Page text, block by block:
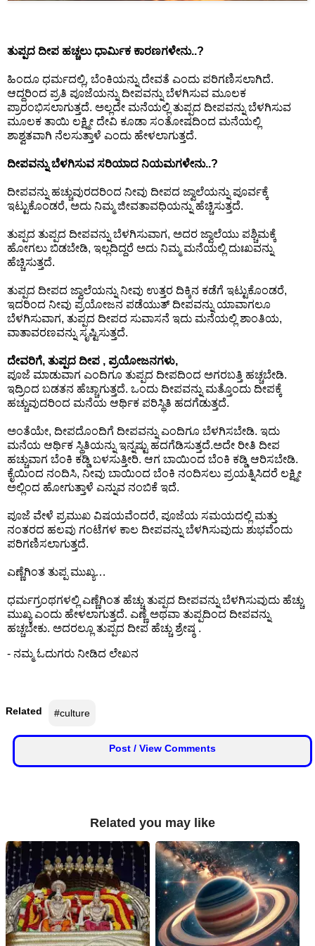
K
a
n
n
a
a
E
e
a
n
e
n
🎬 Sandalwood
🎵 Music
🎞 Movies
🎥 Trailers
🎥 Comedy
🎥 Web Series
ತುಪ್ಪದ ದೀಪ ಹಚ್ಚಲು ಧಾರ್ಮಿಕ ಕಾರಣಗಳೇನು..?
ಹಿಂದೂ ಧರ್ಮದಲ್ಲಿ, ಬೆಂಕಿಯನ್ನು ದೇವತೆ ಎಂದು ಪರಿಗಣಿಸಲಾಗಿದೆ.
ಆದ್ದರಿಂದ ಪ್ರತಿ ಪೂಜೆಯನ್ನು ದೀಪವನ್ನು ಬೆಳಗಿಸುವ ಮೂಲಕ
ಪ್ರಾರಂಭಿಸಲಾಗುತ್ತದೆ. ಅಲ್ಲದೇ ಮನೆಯಲ್ಲಿ ತುಪ್ಪದ ದೀಪವನ್ನು ಬೆಳಗಿಸುವ
ಮೂಲಕ ತಾಯಿ ಲಕ್ಷ್ಮೀ ದೇವಿ ಕೂಡಾ ಸಂತೋಷದಿಂದ ಮನೆಯಲ್ಲಿ
ಶಾಶ್ವತವಾಗಿ ನೆಲಸುತ್ತಾಳೆ ಎಂದು ಹೇಳಲಾಗುತ್ತದೆ.
ದೀಪವನ್ನು ಬೆಳಗಿಸುವ ಸರಿಯಾದ ನಿಯಮಗಳೇನು..?
ದೀಪವನ್ನು ಹಚ್ಚುವುರದರಿಂದ ನೀವು ದೀಪದ ಜ್ವಾಲೆಯನ್ನು ಪೂರ್ವಕ್ಕೆ
ಇಟ್ಟುಕೊಂಡರೆ, ಅದು ನಿಮ್ಮ ಜೀವತಾವಧಿಯನ್ನು ಹೆಚ್ಚಿಸುತ್ತದೆ.
ತುಪ್ಪದ ತುಪ್ಪದ ದೀಪವನ್ನು ಬೆಳಗಿಸುವಾಗ, ಅದರ ಜ್ವಾಲೆಯು ಪಶ್ಚಿಮಕ್ಕೆ
ಹೋಗಲು ಬಿಡಬೇಡಿ, ಇಲ್ಲದಿದ್ದರೆ ಅದು ನಿಮ್ಮ ಮನೆಯಲ್ಲಿ ದುಃಖವನ್ನು
ಹೆಚ್ಚಿಸುತ್ತದೆ.
ತುಪ್ಪದ ದೀಪದ ಜ್ವಾಲೆಯನ್ನು ನೀವು ಉತ್ತರ ದಿಕ್ಕಿನ ಕಡೆಗೆ ಇಟ್ಟುಕೊಂಡರೆ,
ಇದರಿಂದ ನೀವು ಪ್ರಯೋಜನ ಪಡೆಯುತ್ ದೀಪವನ್ನು ಯಾವಾಗಲೂ
ಬೆಳಗಿಸುವಾಗ, ತುಪ್ಪದ ದೀಪದ ಸುವಾಸನೆ ಇದು ಮನೆಯಲ್ಲಿ ಶಾಂತಿಯ,
ವಾತಾವರಣವನ್ನು ಸೃಷ್ಟಿಸುತ್ತದೆ.
ದೇವರಿಗೆ, ತುಪ್ಪದ ದೀಪ , ಪ್ರಯೋಜನಗಳು,
ಪೂಜೆ ಮಾಡುವಾಗ ಎಂದಿಗೂ ತುಪ್ಪದ ದೀಪದಿಂದ ಅಗರಬತ್ತಿ ಹಚ್ಚಬೇಡಿ.
ಇದ್ರಿಂದ ಬಡತನ ಹೆಚ್ಚಾಗುತ್ತದೆ. ಒಂದು ದೀಪವನ್ನು ಮತ್ತೊಂದು ದೀಪಕ್ಕೆ
ಹಚ್ಚುವುದರಿಂದ ಮನೆಯ ಆರ್ಥಿಕ ಪರಿಸ್ಥಿತಿ ಹದಗೆಡುತ್ತದೆ.
ಅಂತೆಯೇ, ದೀಪದೊಂದಿಗೆ ದೀಪವನ್ನು ಎಂದಿಗೂ ಬೆಳಗಿಸಬೇಡಿ. ಇದು
ಮನೆಯ ಆರ್ಥಿಕ ಸ್ಥಿತಿಯನ್ನು ಇನ್ನಷ್ಟು ಹದಗೆಡಿಸುತ್ತದೆ.ಅದೇ ರೀತಿ ದೀಪ
ಹಚ್ಚುವಾಗ ಬೆಂಕಿ ಕಡ್ಡಿ ಬಳಸುತ್ತೀರಿ. ಆಗ ಬಾಯಿಂದ ಬೆಂಕಿ ಕಡ್ಡಿ ಆರಿಸಬೇಡಿ.
ಕೈಯಿಂದ ನಂದಿಸಿ, ನೀವು ಬಾಯಿಂದ ಬೆಂಕಿ ನಂದಿಸಲು ಪ್ರಯತ್ನಿಸಿದರೆ ಲಕ್ಷ್ಮೀ
ಅಲ್ಲಿಂದ ಹೋಗುತ್ತಾಳೆ ಎನ್ನುವ ನಂಬಿಕೆ ಇದೆ.
ಪೂಜೆ ವೇಳೆ ಪ್ರಮುಖ ವಿಷಯವೆಂದರೆ, ಪೂಜೆಯ ಸಮಯದಲ್ಲಿ ಮತ್ತು
ನಂತರದ ಹಲವು ಗಂಟೆಗಳ ಕಾಲ ದೀಪವನ್ನು ಬೆಳಗಿಸುವುದು ಶುಭವೆಂದು
ಪರಿಗಣಿಸಲಾಗುತ್ತದೆ.
ಎಣ್ಣೆಗಿಂತ ತುಪ್ಪ ಮುಖ್ಯ…
ಧರ್ಮಗ್ರಂಥಗಳಲ್ಲಿ ಎಣ್ಣೆಗಿಂತ ಹೆಚ್ಚು ತುಪ್ಪದ ದೀಪವನ್ನು ಬೆಳಗಿಸುವುದು ಹೆಚ್ಚು
ಮುಖ್ಯ ಎಂದು ಹೇಳಲಾಗುತ್ತದೆ. ಎಣ್ಣೆ ಅಥವಾ ತುಪ್ಪದಿಂದ ದೀಪವನ್ನು
ಹಚ್ಚಬೇಕು. ಅದರಲ್ಲೂ ತುಪ್ಪದ ದೀಪ ಹೆಚ್ಚು ಶ್ರೇಷ್ಠ .
- ನಮ್ಮ ಓದುಗರು ನೀಡಿದ ಲೇಖನ
Related #culture
Post / View Comments
Related you may like